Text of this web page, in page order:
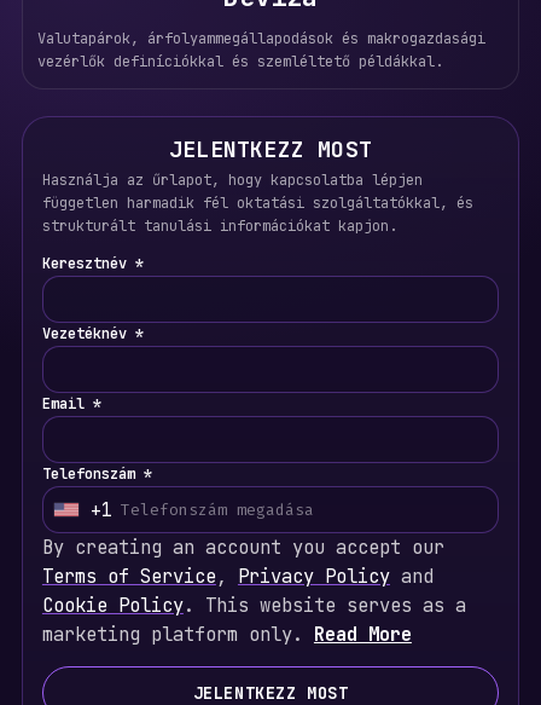
Valutapárok, árfolyammegállapodások és makrogazdasági
vezérlők definíciókkal és szemléltető példákkal.
JELENTKEZZ MOST
Használja az űrlapot, hogy kapcsolatba lépjen
független harmadik fél oktatási szolgáltatókkal, és
strukturált tanulási információkat kapjon.
Keresztnév *
Vezetéknév *
Email *
Telefonszám *
U
n
i
t
e
d
+1
By creating an account you accept our
Terms of Service, Privacy Policyand
Cookie Policy. This website serves as a
marketing platform only. Read More
JELENTKEZZ MOST